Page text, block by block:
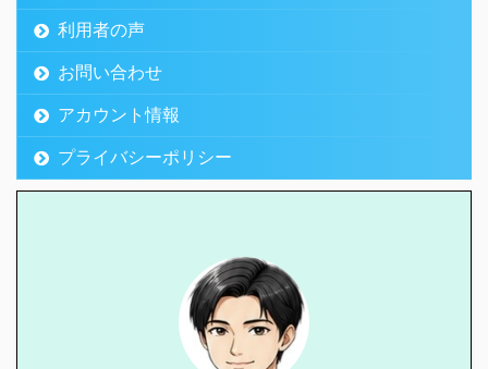
利用者の声
お問い合わせ
アカウント情報
プライバシーポリシー